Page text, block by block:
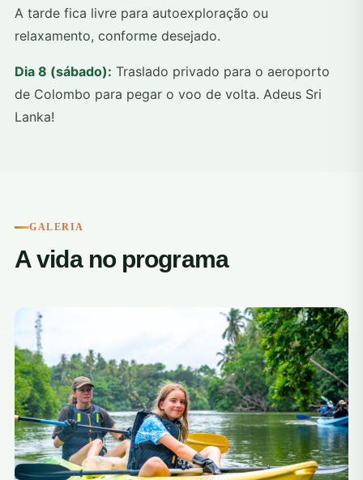
A tarde fica livre para autoexploração ou
relaxamento, conforme desejado.
Dia 8 (sábado): Traslado privado para o aeroporto
de Colombo para pegar o voo de volta. Adeus Sri
Lanka!
GALERIA
A vida no programa